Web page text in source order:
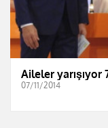
Aileler yarışıyor
07/11/2014